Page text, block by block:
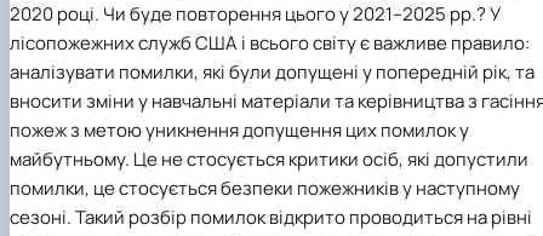
2020 році. Чи буде повторення цього у 2021–2025 рр.? У
лісопожежних служб США і всього світу є важливе правило:
аналізувати помилки, які були допущені у попередній рік, та
вносити зміни у навчальні матеріали та керівництва з
пожеж з метою уникнення допущення цих помилок у
майбутньому. Це не стосується критики осіб, які допустили
помилки, це стосується безпеки пожежників у наступному
сезоні. Такий розбір помилок відкрито проводиться на рівні